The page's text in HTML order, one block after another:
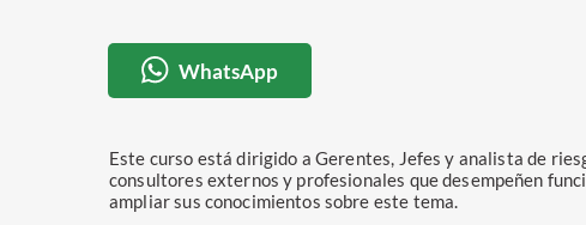
WhatsApp
Este curso está dirigido a Gerentes, Jefes y analista de
consultores externos y profesionales que desempeñen
ampliar sus conocimientos sobre este tema.